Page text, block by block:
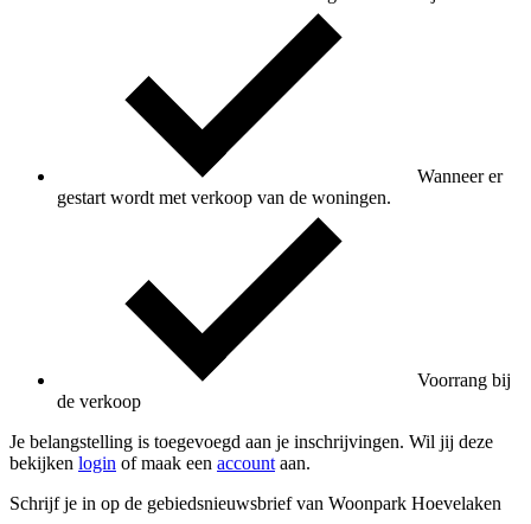
Wanneer er
gestart wordt met verkoop van de woningen.
Voorrang bij
de verkoop
Je belangstelling is toegevoegd aan je inschrijvingen. Wil jij deze
bekijken login of maak een account aan.
Schrijf je in op de gebiedsnieuwsbrief van Woonpark Hoevelaken